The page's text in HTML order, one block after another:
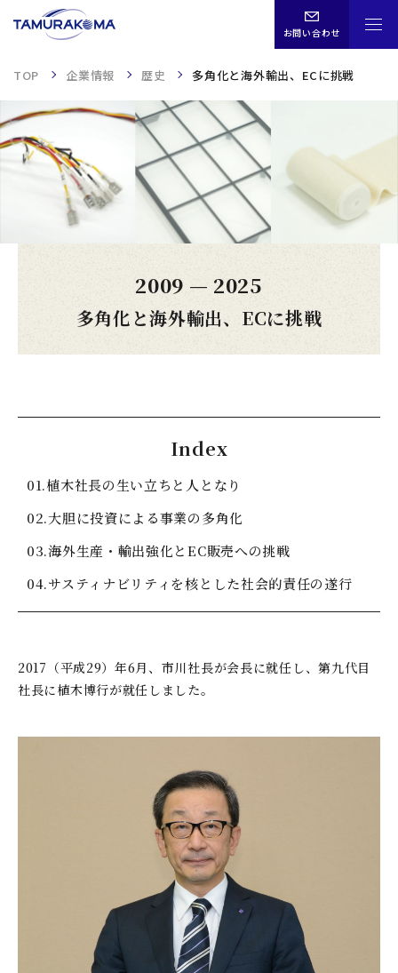
お問い合わせ
CHN JPN
サスティナビリティ
お知らせ
TOP 企業情報 歴史 多角化と海外輸出、ECに挑戦
2009 — 2025
多角化と海外輸出、ECに挑戦
Index
01.植木社長の生い立ちと人となり
02.大胆に投資による事業の多角化
03.海外生産・輸出強化とEC販売への挑戦
04.サスティナビリティを核とした社会的責任の遂行
2017（平成29）年6月、市川社長が会長に就任し、第九代目
社長に植木博行が就任しました。